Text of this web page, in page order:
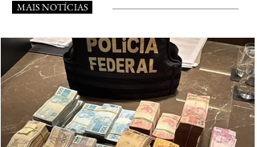
MAIS NOTÍCIAS